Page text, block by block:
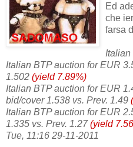
Ed
che
farsa
Italian
Italian BTP auction for EUR
1.502 (yield 7.89%)
Italian BTP auction for EUR
bid/cover 1.538 vs. Prev. 1.49
Italian BTP auction for EUR
1.335 vs. Prev. 1.27(yield
Tue, 11:16 29-11-2011